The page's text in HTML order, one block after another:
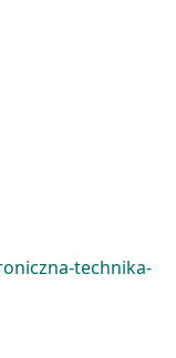
technika-